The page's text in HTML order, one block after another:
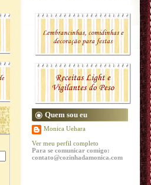
Quem sou eu
Monica Uehara
Ver meu perfil completo
Para se comunicar comigo:
contato@cozinhadamonica.com